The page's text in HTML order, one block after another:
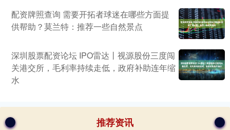
配资牌照查询 需要开拓者球迷在哪些方面提
供帮助？莫兰特：推荐一些自然景点
深圳股票配资论坛 IPO雷达丨视源股份三度闯
关港交所，毛利率持续走低，政府补助连年缩
水
推荐资讯